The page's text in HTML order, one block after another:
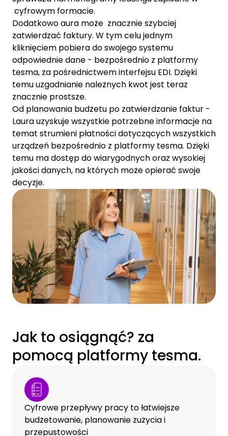
cyfrowym formacie.
Dodatkowo aura może znacznie szybciej
zatwierdzać faktury. W tym celu jednym
kliknięciem pobiera do swojego systemu
odpowiednie dane - bezpośrednio z platformy
tesma, za pośrednictwem interfejsu EDI. Dzięki
temu uzgadnianie należnych kwot jest teraz
znacznie prostsze.
Od planowania budżetu po zatwierdzanie faktur -
Laura uzyskuje wszystkie potrzebne informacje na
temat strumieni płatności dotyczących wszystkich
urządzeń bezpośrednio z platformy tesma. Dzięki
temu ma dostęp do wiarygodnych oraz wysokiej
jakości danych, na których może opierać swoje
decyzje.
Jak to osiągnąć? za
pomocą platformy tesma.
Cyfrowe przepływy pracy to łatwiejsze
budżetowanie, planowanie zużycia i
przepustowości